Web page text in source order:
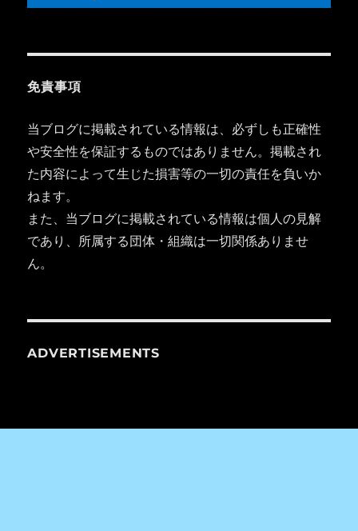
免責事項
当ブログに掲載されている情報は、必ずしも正確性
や安全性を保証するものではありません。掲載され
た内容によって生じた損害等の一切の責任を負いか
ねます。
また、当ブログに掲載されている情報は個人の見解
であり、所属する団体・組織は一切関係ありませ
ん。
ADVERTISEMENTS